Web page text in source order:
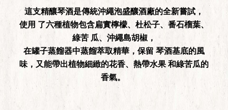
這支精釀琴酒是傳統沖繩泡盛釀酒廠的全新嘗試，
使用 了六種植物包含扁實檸檬、杜松子、番石榴葉、
綠苦 瓜、沖繩島胡椒，
在罐子蒸餾器中蒸餾萃取精華，保留 琴酒基底的風
味，又能帶出植物細緻的花香、熱帶水果 和綠苦瓜的
香氣。